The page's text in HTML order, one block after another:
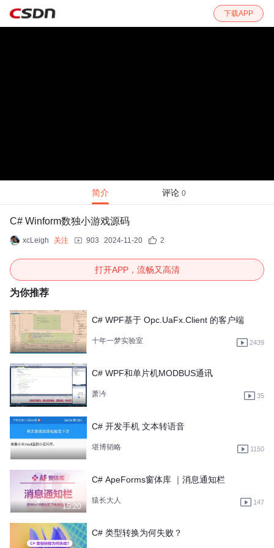
下载APP
简介 评论 0
C# Winform数独小游戏源码
xcLeigh 关注 903 2024-11-20 2
打开APP，流畅又高清
为你推荐
C# WPF基于 Opc.UaFx.Client 的客户端
十年一梦实验室 2439
C# WPF和单片机MODBUS通讯
萧汵 35
C# 开发手机 文本转语音
堪博韬略 1150
15:20
C# ApeForms窗体库 ｜消息通知栏
猿长大人 147
C# 类型转换为何失败？